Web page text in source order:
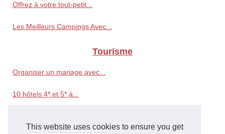
This website uses cookies to ensure you get
Offrez à votre tout-petit...
Les Meilleurs Campings Avec...
Tourisme
Organiser un mariage avec...
10 hôtels 4* et 5* à...